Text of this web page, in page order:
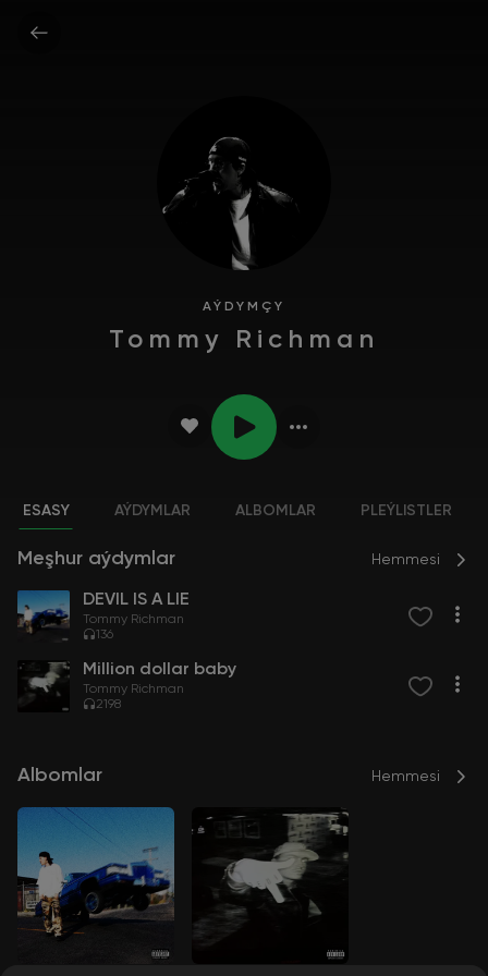
AÝDYMÇY
Tommy Richman
ESASY AÝDYMLAR ALBOMLAR PLEÝLISTLER
Meşhur aýdymlar Hemmesi
DEVIL IS A LIE
Tommy Richman
136
Million dollar baby
Tommy Richman
2198
Albomlar Hemmesi